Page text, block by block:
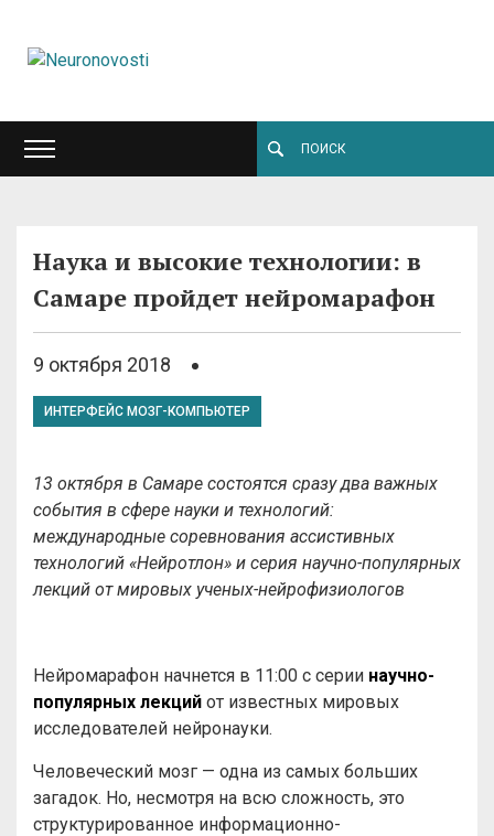
Наука и высокие технологии: в
Самаре пройдет нейромарафон
9 октября 2018
ИНТЕРФЕЙС МОЗГ-КОМПЬЮТЕР
13 октября в Самаре состоятся сразу два важных
события в сфере науки и технологий:
международные соревнования ассистивных
технологий «Нейротлон» и серия научно-популярных
лекций от мировых ученых-нейрофизиологов
Нейромарафон начнется в 11:00 с серии научно-
популярных лекций от известных мировых
исследователей нейронауки.
Человеческий мозг — одна из самых больших
загадок. Но, несмотря на всю сложность, это
структурированное информационно-